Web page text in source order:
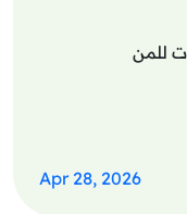
للمن
Apr 28, 2026